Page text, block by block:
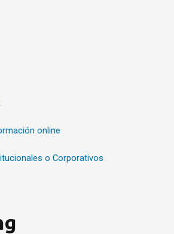
online
o Corporativos